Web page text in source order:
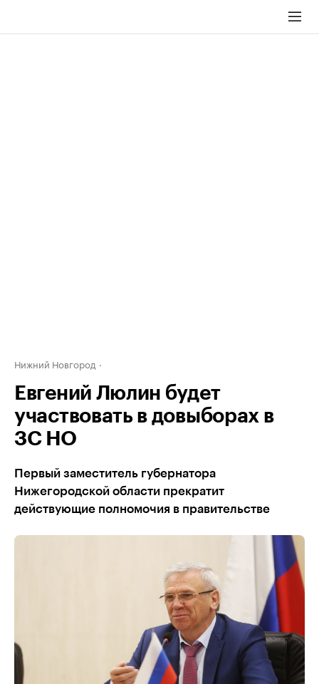
Нижний Новгород
Евгений Люлин будет
участвовать в довыборах в
ЗС НО
Первый заместитель губернатора
Нижегородской области прекратит
действующие полномочия в правительстве